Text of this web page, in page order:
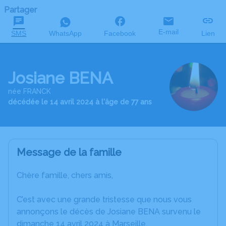
Partager
SMS WhatsApp Facebook E-mail Lien
Josiane BENA
née FRANCK
décédée le 14 avril 2024 à l'âge de 77 ans
Message de la famille
Chère famille, chers amis,
C’est avec une grande tristesse que nous vous
annonçons le décès de Josiane BENA survenu le
dimanche 14 avril 2024 à Marseille.